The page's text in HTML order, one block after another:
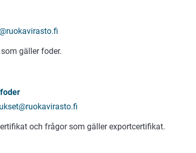
gäller foder.
och frågor som gäller exportcertifikat.